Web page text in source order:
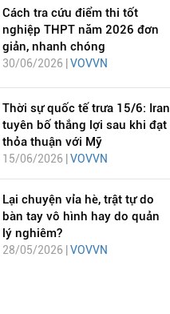
Cách tra cứu điểm thi tốt
nghiệp THPT năm 2026 đơn
giản, nhanh chóng
30/06/2026 | VOVVN
Thời sự quốc tế trưa 15/6: Iran
tuyên bố thắng lợi sau khi đạt
thỏa thuận với Mỹ
15/06/2026 | VOVVN
Lại chuyện vỉa hè, trật tự do
bàn tay vô hình hay do quản
lý nghiêm?
28/05/2026 | VOVVN